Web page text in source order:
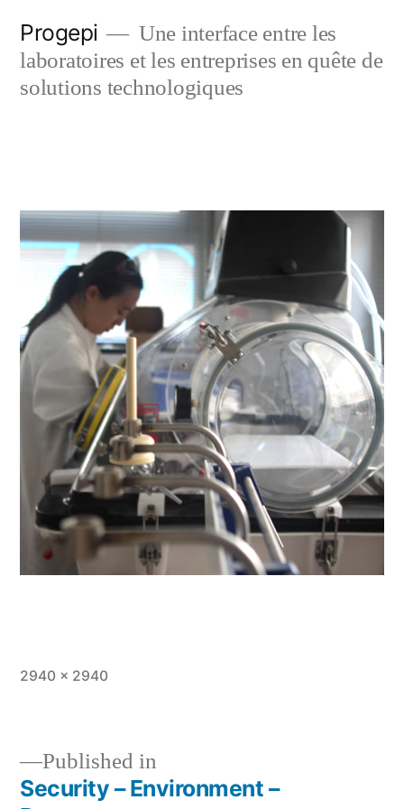
content
Progepi
Une interface entre les
laboratoires et les entreprises en quête de
solutions technologiques
Full
2940 × 2940
Published in
Security – Environment –